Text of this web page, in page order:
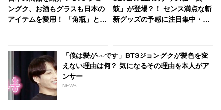
ングク、お酒もグラスも日本の
アイテムを愛用！ 「角瓶」と
喜び
鼓」が登場？！ センス満点な斬
新グッズの予感に注目集中・・
「僕は髪が○○です」BTSジョングクが髪色を変
えない理由は何？ 気になるその理由を本人がア
ンサー
NEWS